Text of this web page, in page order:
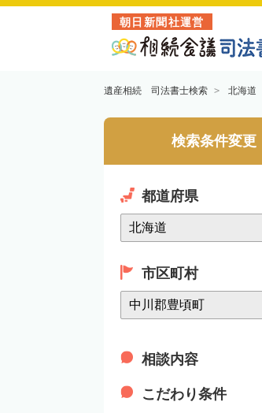
朝日新聞社運営
遺産相続 司法書士検索 北海
検索条件変更
都道府県
市区町村
相談内容
こだわり条件